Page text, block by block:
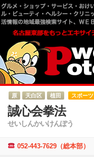
原 天白区 植田 スポーツ
誠心会拳法
せいしんかいけんぽう
052-443-7629（総本部）